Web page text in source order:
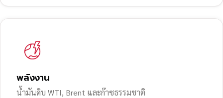
พลังงาน
น้ำมันดิบ WTI, Brent และก๊าซธรรมชาติ